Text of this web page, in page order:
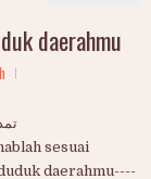
daerahmu
daerahmu----